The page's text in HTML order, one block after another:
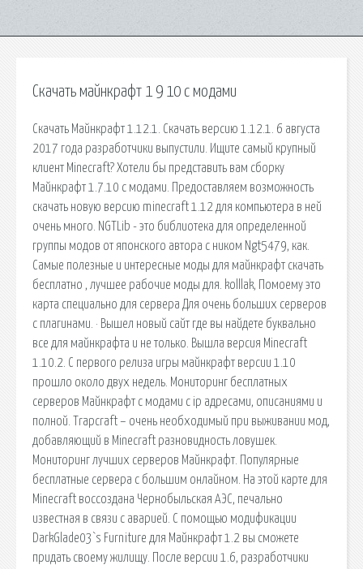
Скачать майнкрафт 1 9 10 с модами
Скачать Майнкрафт 1.12.1. Скачать версию 1.12.1. 6 августа
2017 года разработчики выпустили. Ищите самый крупный
клиент Minecraft? Хотели бы представить вам сборку
Майнкрафт 1.7.10 с модами. Предоставляем возможность
скачать новую версию minecraft 1.12 для компьютера в ней
очень много. NGTLib - это библиотека для определенной
группы модов от японского автора с ником Ngt5479, как.
Самые полезные и интересные моды для майнкрафт скачать
бесплатно , лучшее рабочие моды для. kolllak, Помоему это
карта специально для сервера Для очень больших серверов
с плагинами. · Вышел новый сайт где вы найдете буквально
все для майнкрафта и не только. Вышла версия Minecraft
1.10.2. С первого релиза игры майнкрафт версии 1.10
прошло около двух недель. Мониторинг бесплатных
серверов Майнкрафт с модами с ip адресами, описаниями и
полной. Trapcraft – очень необходимый при выживании мод,
добавляющий в Minecraft разновидность ловушек.
Мониторинг лучших серверов Майнкрафт. Популярные
бесплатные сервера с большим онлайном. На этой карте для
Minecraft воссоздана Чернобыльская АЭС, печально
известная в связи с аварией. С помощью модификации
DarkGlade03`s Furniture для Майнкрафт 1.2 вы сможете
придать своему жилищу. После версии 1.6, разработчики